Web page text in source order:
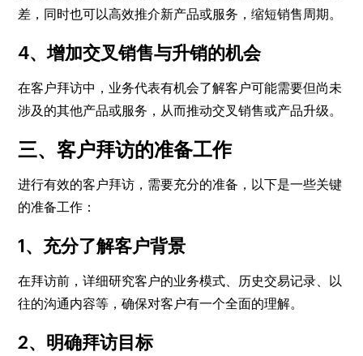
差，同时也可以高效推介新产品或服务，缩短销售周期。
4、增加交叉销售与升销的机会
在客户拜访中，业务代表有机会了解客户可能需要但尚未
涉及的其他产品或服务，从而推动交叉销售或产品升级。
三、客户拜访的准备工作
进行有效的客户拜访，需要充分的准备，以下是一些关键
的准备工作：
1、充分了解客户背景
在拜访前，详细研究客户的业务模式、历史交易记录、以
往的沟通内容等，确保对客户有一个全面的理解。
2、明确拜访目标